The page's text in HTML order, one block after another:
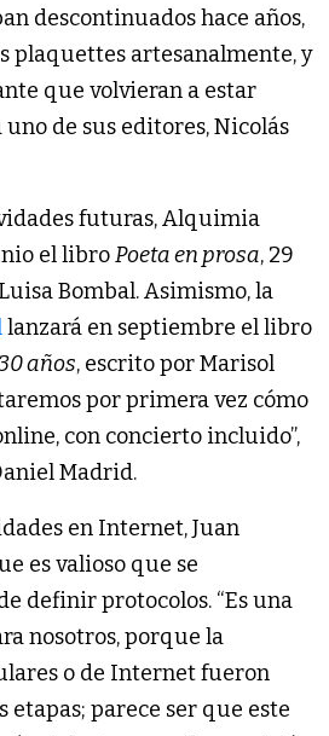
descontinuados hace años,
plaquettes artesanalmente, y
que volvieran a estar
uno de sus editores, Nicolás
futuras, Alquimia
el libroPoeta en prosa, 29
Bombal. Asimismo, la
lanzará en septiembre el libro
años, escrito por Marisol
por primera vez cómo
con concierto incluido”,
Madrid.
en Internet, Juan
es valioso que se
definir protocolos. “Es una
nosotros, porque la
o de Internet fueron
etapas; parece ser que este